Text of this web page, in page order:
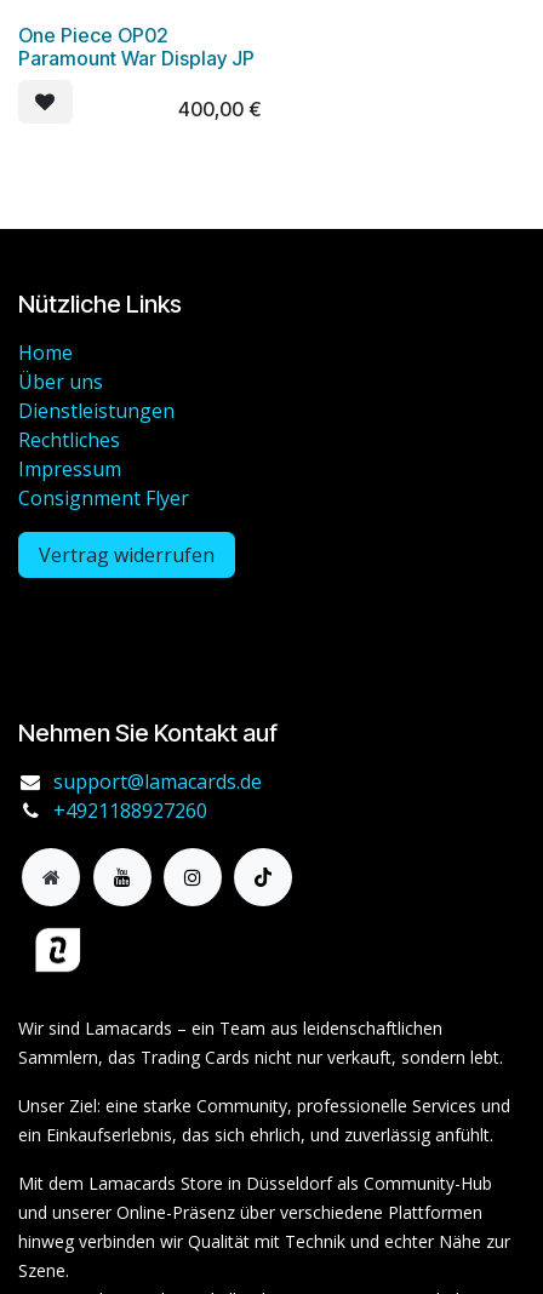
One Piece OP02
Paramount War Display JP
400,00€
Nützliche Links
Home
Über uns
Dienstleistungen
Rechtliches
Impressum
Consignment Flyer
Vertrag widerrufen
Nehmen Sie Kontakt auf
support@lamacards.de
+4921188927260
Wir sind Lamacards – ein Team aus leidenschaftlichen
Sammlern, das Trading Cards nicht nur verkauft, sondern lebt.
Unser Ziel: eine starke Community, professionelle Services und
ein Einkaufserlebnis, das sich ehrlich, und zuverlässig anfühlt.
Mit dem Lamacards Store in Düsseldorf als Community-Hub
und unserer Online-Präsenz über verschiedene Plattformen
hinweg verbinden wir Qualität mit Technik und echter Nähe zur
Szene.